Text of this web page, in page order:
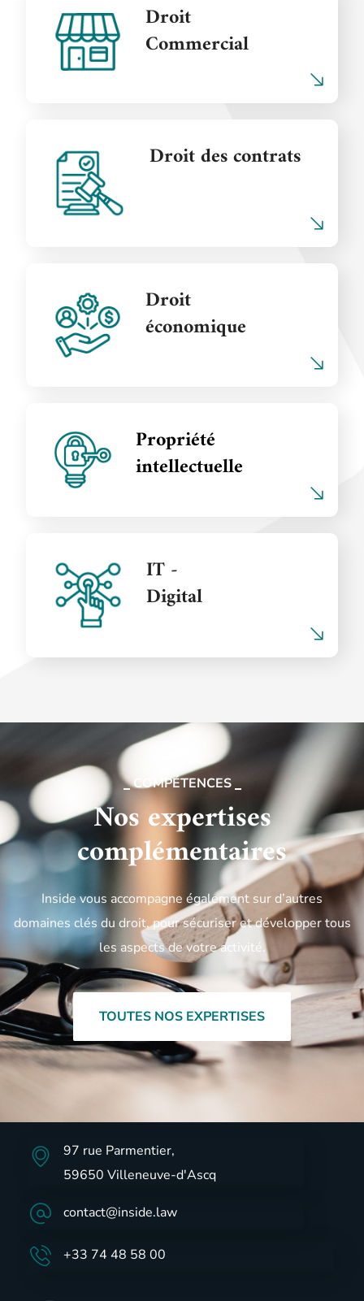
Droit
Commercial
Droit des contrats
Droit
économique
Propriété
intellectuelle
IT -
Digital
COMPÉTENCES
Nos expertises
complémentaires
Inside vous accompagne également sur d’autres
domaines clés du droit, pour sécuriser et développer tous
les aspects de votre activité.
TOUTES NOS EXPERTISES
97 rue Parmentier,
59650 Villeneuve-d'Ascq
contact@inside.law
+33 74 48 58 00